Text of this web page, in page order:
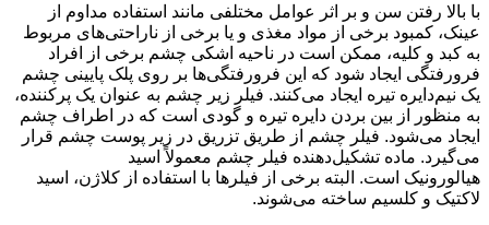
با بالا رفتن سن و بر اثر عوامل مختلفی مانند استفاده مداوم از
عینک، کمبود برخی از مواد مغذی و یا برخی از ناراحتی‌های مربوط
به کبد و کلیه، ممکن است در ناحیه اشکی چشم برخی از افراد
فرورفتگی ایجاد شود که این فرورفتگی‌ها بر روی پلک پایینی چشم
یک نیم‌دایره تیره ایجاد می‌کنند. فیلر زیر چشم به عنوان یک پرکننده،
به منظور از بین بردن دایره تیره و گودی است که در اطراف چشم
ایجاد می‌شود. فیلر چشم از طریق تزریق در زیر پوست چشم قرار
می‌گیرد. ماده تشکیل‌دهنده فیلر چشم معمولاً اسید
هیالورونیک است. البته برخی از فیلرها با استفاده از کلاژن، اسید
لاکتیک و کلسیم ساخته می‌شوند.